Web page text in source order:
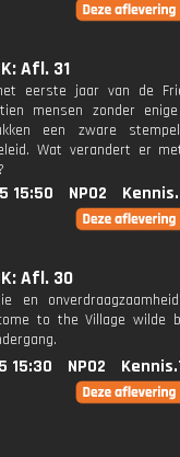
Afl. 31
eerste jaar van de
mensen zonder
een zware
Wat verandert er
15:50 NPO2
Afl. 30
en
to the Village wilde
15:30 NPO2